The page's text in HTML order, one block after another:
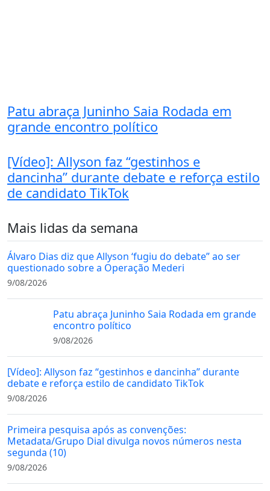
Patu abraça Juninho Saia Rodada em
grande encontro político
[Vídeo]: Allyson faz “gestinhos e
dancinha” durante debate e reforça estilo
de candidato TikTok
Mais lidas da semana
Álvaro Dias diz que Allyson ‘fugiu do debate” ao ser
questionado sobre a Operação Mederi
9/08/2026
Patu abraça Juninho Saia Rodada em grande
encontro político
9/08/2026
[Vídeo]: Allyson faz “gestinhos e dancinha” durante
debate e reforça estilo de candidato TikTok
9/08/2026
Primeira pesquisa após as convenções:
Metadata/Grupo Dial divulga novos números nesta
segunda (10)
9/08/2026